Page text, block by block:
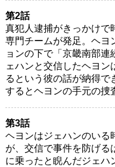
第2話
真犯人逮捕がきっかけで
専門チームが発足。ヘヨ
ョンの下で「京畿南部
ェハンと交信したヘヨ
るという彼の話が納得で
するとヘヨンの手元の捜
第3話
ヘヨンはジェハンのいる
が、交信で事件を防げる
に乗ったと睨んだジェハ